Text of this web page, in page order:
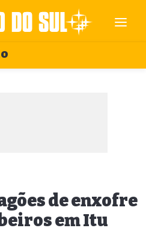
de enxofre
em Itu